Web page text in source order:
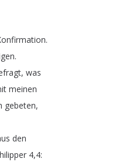
.
.
, was
meinen
gebeten,
den
4,4: